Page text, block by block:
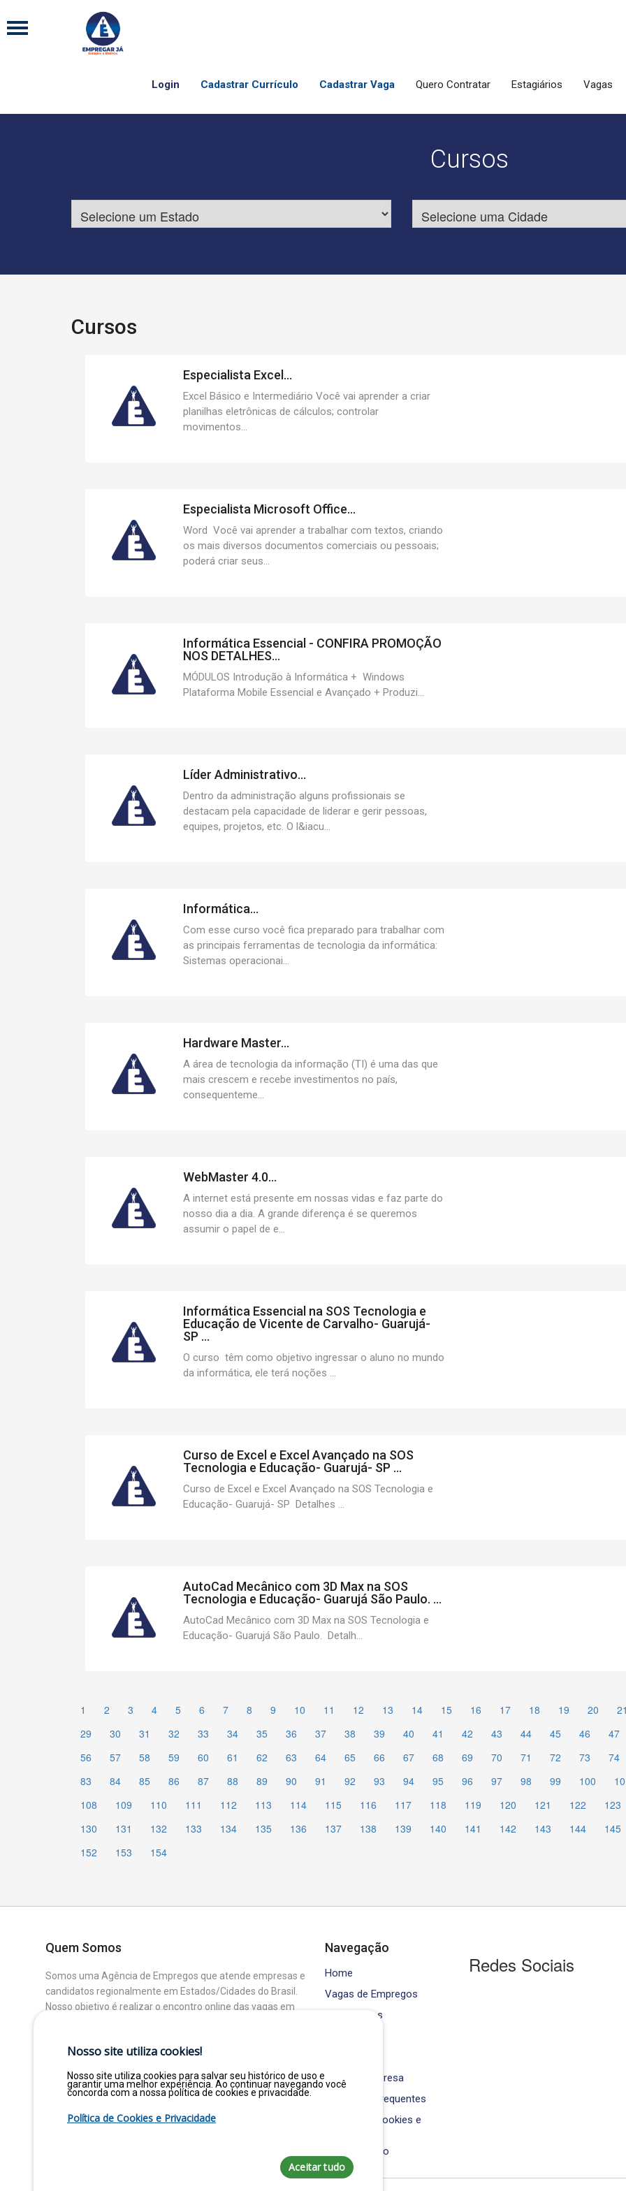
Login Cadastrar Currículo Cadastrar Vaga Quero Contratar Estagiários Vagas
Cursos
Cursos
Especialista Excel...
Excel Básico e Intermediário Você vai aprender a criar
planilhas eletrônicas de cálculos; controlar
movimentos...
Especialista Microsoft Office...
Word Você vai aprender a trabalhar com textos, criando
os mais diversos documentos comerciais ou pessoais;
poderá criar seus...
Informática Essencial - CONFIRA PROMOÇÃO
NOS DETALHES...
MÓDULOS Introdução à Informática + Windows
Plataforma Mobile Essencial e Avançado + Produzi...
Líder Administrativo...
Dentro da administração alguns profissionais se
destacam pela capacidade de liderar e gerir pessoas,
equipes, projetos, etc. O l&iacu...
Informática...
Com esse curso você fica preparado para trabalhar com
as principais ferramentas de tecnologia da informática:
Sistemas operacionai...
Hardware Master...
A área de tecnologia da informação (TI) é uma das que
mais crescem e recebe investimentos no país,
consequenteme...
WebMaster 4.0...
A internet está presente em nossas vidas e faz parte do
nosso dia a dia. A grande diferença é se queremos
assumir o papel de e...
Informática Essencial na SOS Tecnologia e
Educação de Vicente de Carvalho- Guarujá-
SP ...
O curso têm como objetivo ingressar o aluno no mundo
da informática, ele terá noções ...
Curso de Excel e Excel Avançado na SOS
Tecnologia e Educação- Guarujá- SP ...
Curso de Excel e Excel Avançado na SOS Tecnologia e
Educação- Guarujá- SP Detalhes ...
AutoCad Mecânico com 3D Max na SOS
Tecnologia e Educação- Guarujá São Paulo. ...
AutoCad Mecânico com 3D Max na SOS Tecnologia e
Educação- Guarujá São Paulo. Detalh...
1 2 3 4 5 6 7 8 9 10 11 12 13 14 15 16 17 18 19 20 21
29
30 31 32 33 34 35 36 37 38 39 40 41 42 43 44 45 46 47
56
57 58 59 60 61 62 63 64 65 66 67 68 69 70 71 72 73 74
83
84 85 86 87 88 89 90 91 92 93 94 95 96 97 98 99 100
108
109 110 111 112 113 114 115 116 117 118 119 120 121 122 123
130
131 132 133 134 135 136 137 138 139 140 141 142 143 144 145
152
153 154
Quem Somos
Somos uma Agência de Empregos que atende empresas e
candidatos regionalmente em Estados/Cidades do Brasil.
Nosso objetivo é realizar o encontro online das vagas em
Navegação
Home
Vagas de Empregos
Contratados
Área da Empresa
Perguntas Frequentes
Política de Cookies e
Fale Conosco
Redes Sociais
Nosso site utiliza cookies!
Nosso site utiliza cookies para salvar seu histórico de uso e
garantir uma melhor experiência. Ao continuar navegando você
concorda com a nossa política de cookies e privacidade.
Política de Cookies e Privacidade
Aceitar tudo